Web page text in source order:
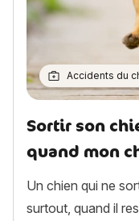
Accidents du
Sortir son
quand mon
Un chien qui ne
surtout, quand il